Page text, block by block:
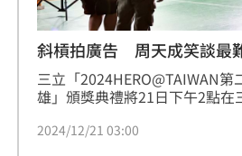
斜槓拍廣告 周天成笑談最
三立「2024HERO@TAIWAN第
雄」頒獎典禮將21日下午2點在
周天成拍攝宣傳廣告影片，天哥
2024/12/21 03:00